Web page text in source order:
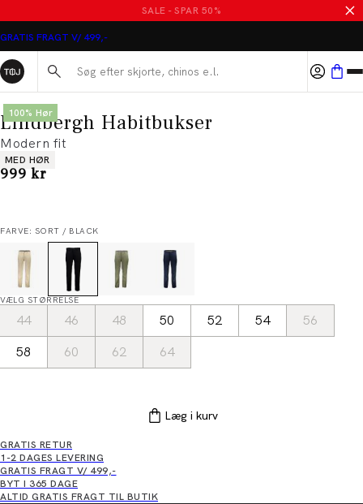
SALE - SPAR 50%
GRATIS FRAGT V/ 499,-
Søg her...
100% Hør
Lindbergh Habitbukser
Modern fit
Produkt egenskaber
MED HØR
I alt (inkl. rabat)
999 kr
FARVE: SORT / BLACK
VÆLG STØRRELSE
44 46 48 50 52 54
56
58
60 62 64
Læg i kurv
GRATIS RETUR
1-2 DAGES LEVERING
GRATIS FRAGT V/ 499,-
BYT I 365 DAGE
ALTID GRATIS FRAGT TIL BUTIK